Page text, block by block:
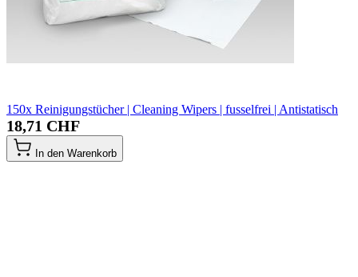
150x Reinigungstücher | Cleaning Wipers | fusselfrei | Antistatisch
18,71 CHF
In den Warenkorb